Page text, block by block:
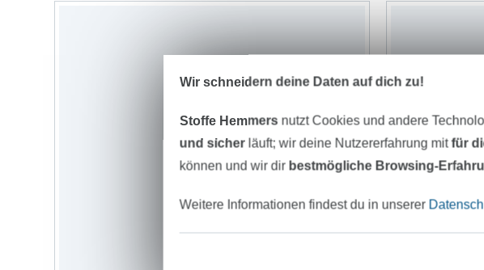
Wir schneidern deine Daten auf dich zu!
Stoffe Hemmers nutzt Cookies und andere
und sicherläuft; wir deine Nutzererfahrung mitfür
können und wir dir bestmögliche Browsing-
Weitere Informationen findest du in unserer